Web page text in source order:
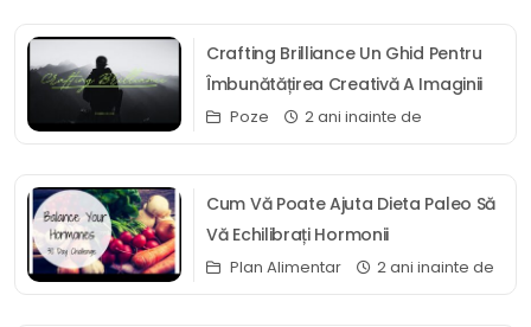
Crafting Brilliance Un Ghid Pentru
Îmbunătățirea Creativă A Imaginii
Poze 2 ani inainte de
Cum Vă Poate Ajuta Dieta Paleo Să
Vă Echilibrați Hormonii
Plan Alimentar 2 ani inainte de